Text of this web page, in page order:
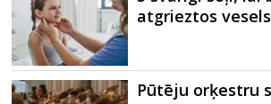
atgrieztos
Pūtēju orķestru